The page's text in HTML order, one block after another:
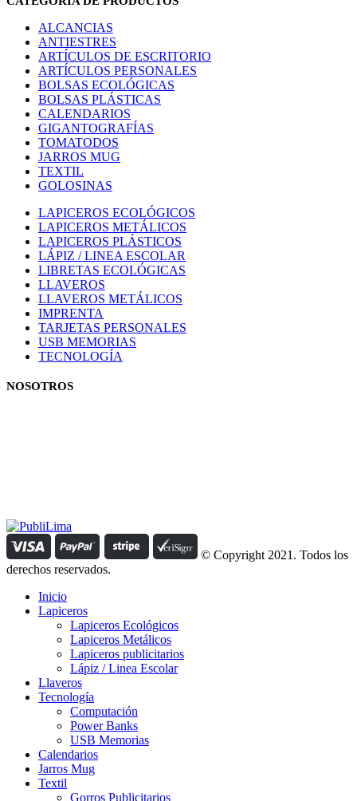
ALCANCIAS
ANTIESTRES
ARTÍCULOS DE ESCRITORIO
ARTÍCULOS PERSONALES
BOLSAS ECOLÓGICAS
BOLSAS PLÁSTICAS
CALENDARIOS
GIGANTOGRAFÍAS
TOMATODOS
JARROS MUG
TEXTIL
GOLOSINAS
LAPICEROS ECOLÓGICOS
LAPICEROS METÁLICOS
LAPICEROS PLÁSTICOS
LÁPIZ / LINEA ESCOLAR
LIBRETAS ECOLÓGICAS
LLAVEROS
LLAVEROS METÁLICOS
IMPRENTA
TARJETAS PERSONALES
USB MEMORIAS
TECNOLOGÍA
NOSOTROS
© Copyright 2021. Todos los
derechos reservados.
Inicio
Lapiceros
Lapiceros Ecológicos
Lapiceros Metálicos
Lapiceros publicitarios
Lápiz / Linea Escolar
Llaveros
Tecnología
Computación
Power Banks
USB Memorias
Calendarios
Jarros Mug
Textil
Gorros Publicitarios